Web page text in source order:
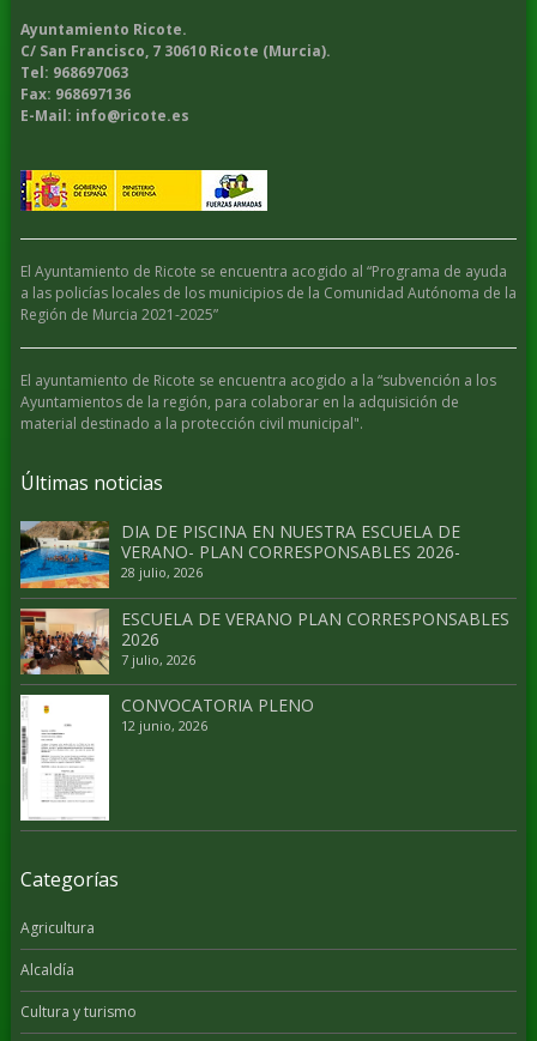
Ayuntamiento Ricote.
C/ San Francisco, 7 30610 Ricote (Murcia).
Tel: 968697063
Fax: 968697136
E-Mail: info@ricote.es
El Ayuntamiento de Ricote se encuentra acogido al “Programa de ayuda
a las policías locales de los municipios de la Comunidad Autónoma de la
Región de Murcia 2021-2025”
El ayuntamiento de Ricote se encuentra acogido a la “subvención a los
Ayuntamientos de la región, para colaborar en la adquisición de
material destinado a la protección civil municipal".
Últimas noticias
DIA DE PISCINA EN NUESTRA ESCUELA DE
VERANO- PLAN CORRESPONSABLES 2026-
28 julio, 2026
ESCUELA DE VERANO PLAN CORRESPONSABLES
2026
7 julio, 2026
CONVOCATORIA PLENO
12 junio, 2026
Categorías
Agricultura
Alcaldía
Cultura y turismo